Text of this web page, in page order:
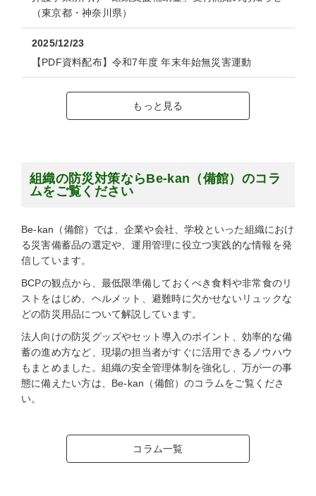
（東京都・神奈川県）
2025/12/23
【PDF資料配布】令和7年度 年末年始無災害運動
もっと見る
組織の防災対策ならBe-kan（備館）のコラ
ムをご覧ください
Be-kan（備館）では、企業や会社、学校といった組織におけ
る災害備蓄品の選定や、運用管理に役立つ実践的な情報を発
信しています。
BCPの観点から、最低限準備しておくべき食料や非常食のリ
ストをはじめ、ヘルメット、避難時に欠かせないリュックな
どの防災用品について解説しています。
法人向けの防災グッズやセット導入のポイント、効率的な備
蓄の進め方など、現場の担当者がすぐに活用できるノウハウ
もまとめました。組織の安全管理体制を強化し、万が一の事
態に備えたい方は、Be-kan（備館）のコラムをご覧くださ
い。
コラム一覧